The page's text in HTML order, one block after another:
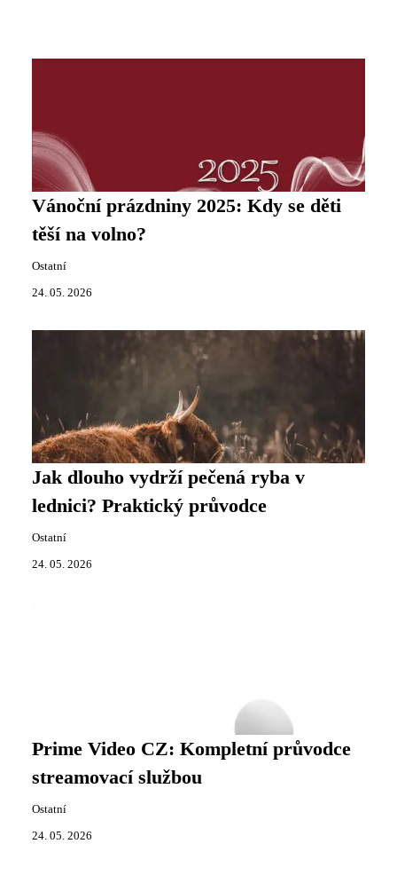
Vánoční prázdniny 2025: Kdy se děti
těší na volno?
Ostatní
24. 05. 2026
Jak dlouho vydrží pečená ryba v
lednici? Praktický průvodce
Ostatní
24. 05. 2026
Prime Video CZ: Kompletní průvodce
streamovací službou
Ostatní
24. 05. 2026